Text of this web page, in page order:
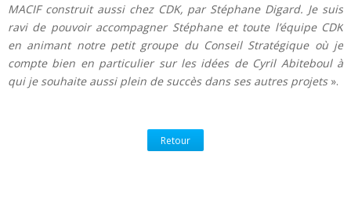
MACIF construit aussi chez CDK, par Stéphane Digard. Je suis
ravi de pouvoir accompagner Stéphane et toute l’équipe CDK
en animant notre petit groupe du Conseil Stratégique où je
compte bien en particulier sur les idées de Cyril Abiteboul à
qui je souhaite aussi plein de succès dans ses autres projets».
Retour